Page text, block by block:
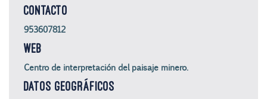
CONTACTO
953607812
WEB
Centro de interpretación del paisaje minero.
DATOS GEOGRÁFICOS